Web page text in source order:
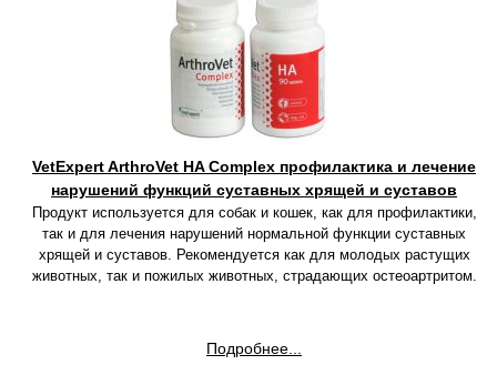
VetExpert ArthroVet HA Complex профилактика и лечение
нарушений функций суставных хрящей и суставов
Продукт используется для собак и кошек, как для профилактики,
так и для лечения нарушений нормальной функции суставных
хрящей и суставов. Рекомендуется как для молодых растущих
животных, так и пожилых животных, страдающих остеоартритом.
Подробнее...